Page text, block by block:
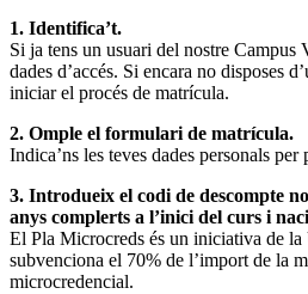
1. Identifica’t.
Si ja tens un usuari del nostre Campus
dades d’accés. Si encara no disposes
iniciar el procés de matrícula.
2. Omple el formulari de matrícula.
Indica’ns les teves dades personals
3. Introdueix el codi de descompte
anys complerts a l’inici del curs i
El Pla Microcreds és un iniciativa de
subvenciona el 70% de l’import de la
microcredencial.